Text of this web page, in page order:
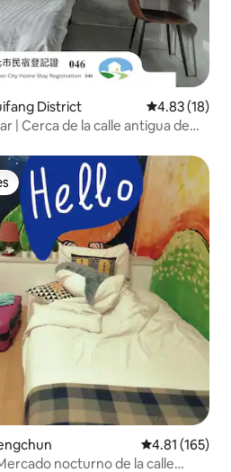
District Calificación
4.83 (18)
| Cerca de la calle antigua de
vistas a la montaña y al mar
Calificación
4.81 (165)
nocturno de la calle